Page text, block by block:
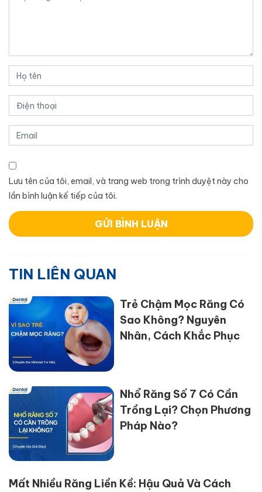
Lưu tên của tôi, email, và trang web trong trình duyệt này cho
lần bình luận kế tiếp của tôi.
TIN LIÊN QUAN
Trẻ Chậm Mọc Răng Có
Sao Không? Nguyên
Nhân, Cách Khắc Phục
Nhổ Răng Số 7 Có Cần
Trồng Lại? Chọn Phương
Pháp Nào?
Mất Nhiều Răng Liền Kề: Hậu Quả Và Cách